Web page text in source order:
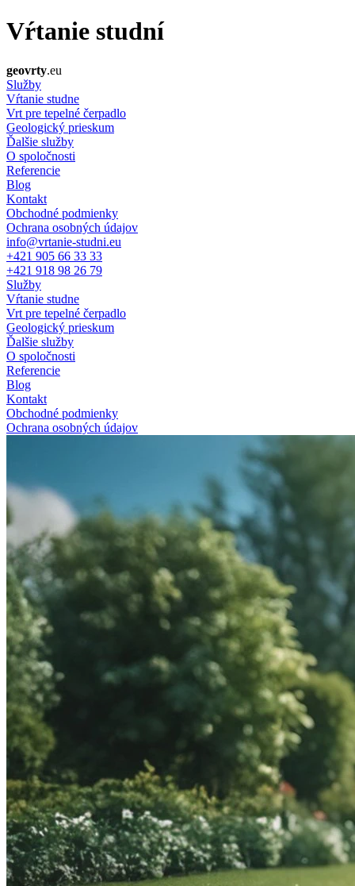
Vŕtanie studní
geovrty.eu
Služby
Vŕtanie studne
Vrt pre tepelné čerpadlo
Geologický prieskum
Ďalšie služby
O spoločnosti
Referencie
Blog
Kontakt
Obchodné podmienky
Ochrana osobných údajov
info@vrtanie-studni.eu
+421 905 66 33 33
+421 918 98 26 79
Služby
Vŕtanie studne
Vrt pre tepelné čerpadlo
Geologický prieskum
Ďalšie služby
O spoločnosti
Referencie
Blog
Kontakt
Obchodné podmienky
Ochrana osobných údajov